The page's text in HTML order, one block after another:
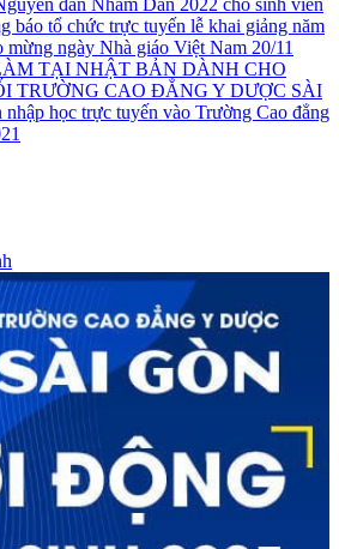
đán Nhâm Dần 2022 cho sinh viên
báo tổ chức trực tuyến lễ khai giảng năm
mừng ngày Nhà giáo Việt Nam 20/11
TẠI NHẬT BẢN DÀNH CHO
TRƯỜNG CAO ĐẲNG Y DƯỢC SÀI
nhập học trực tuyến vào Trường Cao đẳng